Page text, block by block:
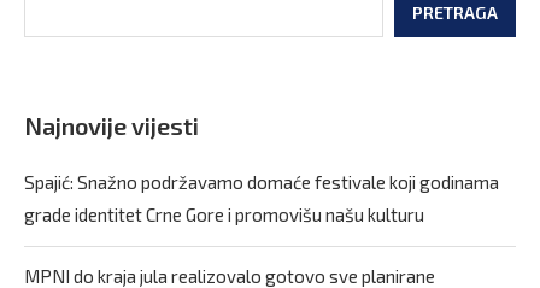
PRETRAGA
Najnovije vijesti
Spajić: Snažno podržavamo domaće festivale koji godinama
grade identitet Crne Gore i promovišu našu kulturu
MPNI do kraja jula realizovalo gotovo sve planirane